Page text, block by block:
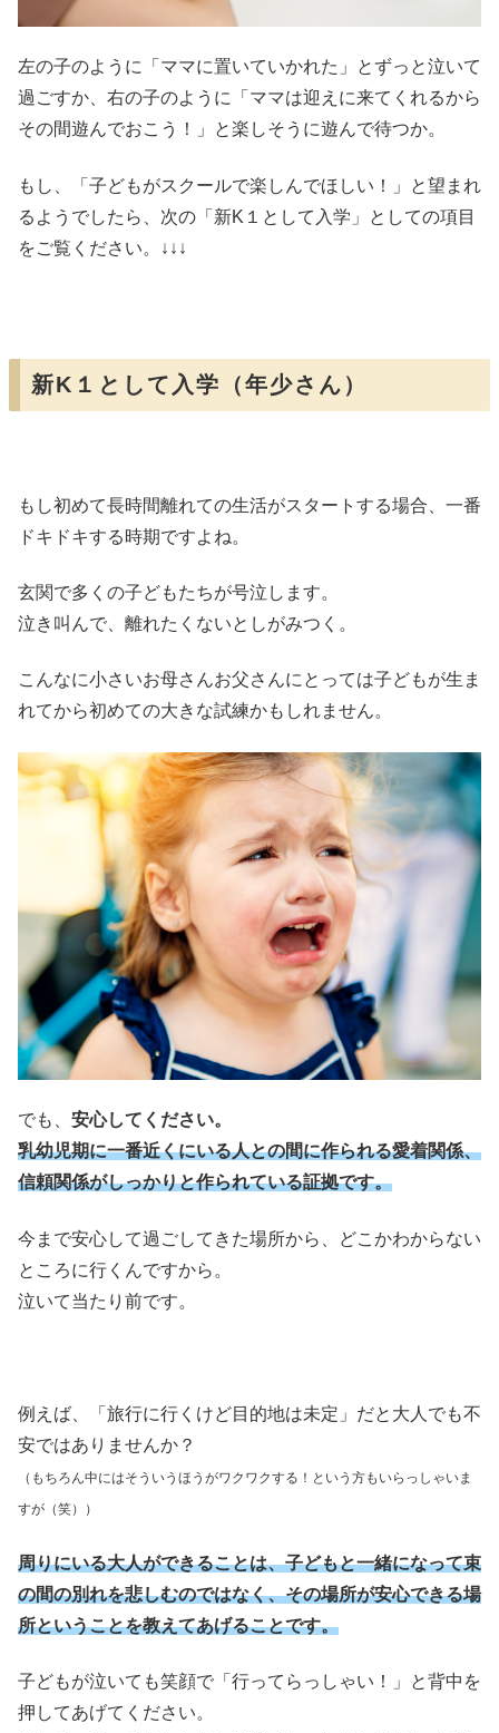
左の子のように「ママに置いていかれた」とずっと泣いて
過ごすか、右の子のように「ママは迎えに来てくれるから
その間遊んでおこう！」と楽しそうに遊んで待つか。
もし、「子どもがスクールで楽しんでほしい！」と望まれ
るようでしたら、次の「新K１として入学」としての項目
をご覧ください。↓↓↓
新K１として入学（年少さん）
もし初めて長時間離れての生活がスタートする場合、一番
ドキドキする時期ですよね。
玄関で多くの子どもたちが号泣します。
泣き叫んで、離れたくないとしがみつく。
こんなに小さいお母さんお父さんにとっては子どもが生ま
れてから初めての大きな試練かもしれません。
でも、 安心してください。
乳幼児期に一番近くにいる人との間に作られる愛着関係、
信頼関係がしっかりと作られている証拠です。
今まで安心して過ごしてきた場所から、どこかわからない
ところに行くんですから。
泣いて当たり前です。
例えば、「旅行に行くけど目的地は未定」だと大人でも不
安ではありませんか？
（もちろん中にはそういうほうがワクワクする！という方もいらっしゃいま
すが（笑））
周りにいる大人ができることは、子どもと一緒になって束
の間の別れを悲しむのではなく、その場所が安心できる場
所ということを教えてあげることです。
子どもが泣いても笑顔で「行ってらっしゃい！」と背中を
押してあげてください。